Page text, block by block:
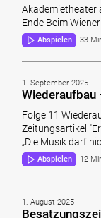
Akademietheater
Ende Beim
Abspielen 33
1. September 2025
Wiederaufbau
Folge 11
Zeitungsartikel
„Die Musik darf
Abspielen 12
1. August 2025